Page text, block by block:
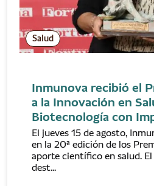
Salud
Inmunova recibió el
a la Innovación en
Biotecnología con
El jueves 15 de agosto,
en la 20ª edición de los
aporte científico en salud.
dest...